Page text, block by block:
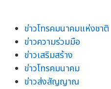
ข่าวโทรคมนาคมแห่งชาติ
ข่าวความร่วมมือ
ข่าวเสริมสร้าง
ข่าวโทรคมนาคม
ข่าวส่งสัญญาณ